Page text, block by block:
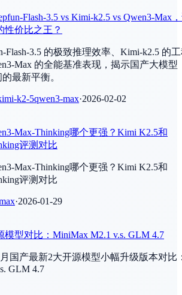
Preview
Mind
(20260519)
工程
Flash-3.5 vs Kimi-k2.5 vs Qwen3-Max
性价比之王？
Flash-3.5 的极致推理效率、Kimi-k2.5 的
Max 的全能基准表现，揭示国产大模型
的最新平衡。
k2-5qwen3-max·2026-02-02
Max-Thinking哪个更强？Kimi K2.5和
评测对比
Max-Thinking哪个更强？Kimi K2.5和
评测对比
·2026-01-29
模型对比：MiniMax M2.1 v.s. GLM 4.7
国产最新2大开源模型小幅升级版本对比
GLM 4.7